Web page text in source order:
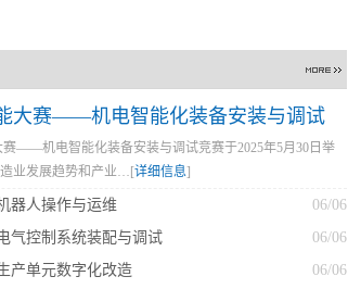
大赛——机电智能化装备安装与调试
——机电智能化装备安装与调试竞赛于2025年5月30日举
业发展趋势和产业…[详细信息]
06/06
器人操作与运维
06/06
气控制系统装配与调试
06/06
产单元数字化改造